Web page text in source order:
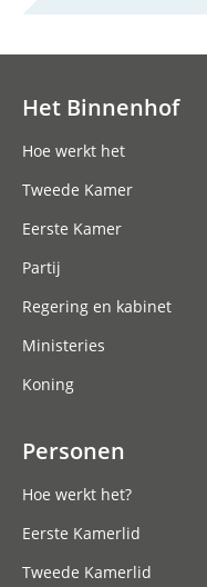
Het Binnenhof
Hoe werkt het
Tweede Kamer
Eerste Kamer
Partij
Regering en kabinet
Ministeries
Koning
Personen
Hoe werkt het?
Eerste Kamerlid
Tweede Kamerlid